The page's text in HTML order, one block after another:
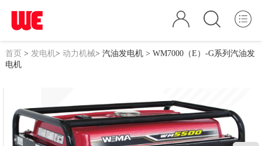
首页> 发电机> 动力机械> 汽油发电机> WM7000（E）-G系列汽油发
电机